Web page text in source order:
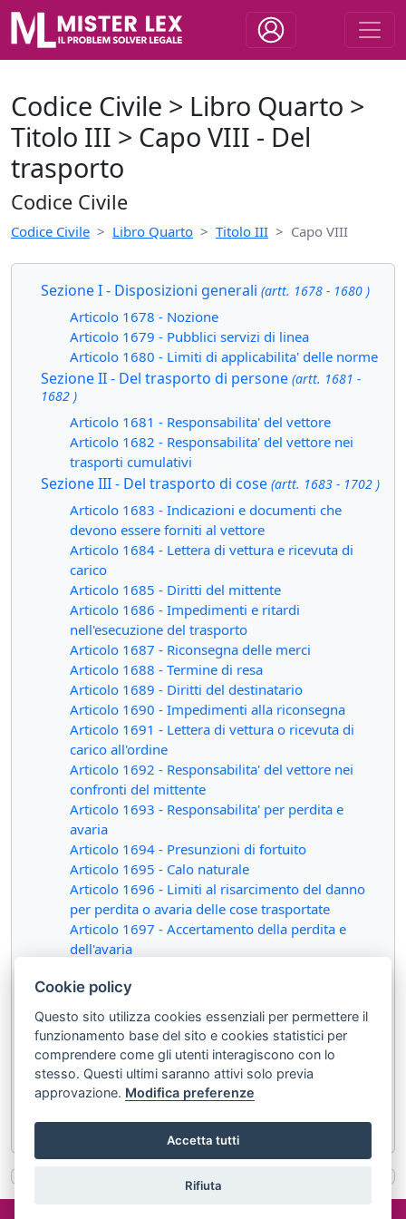
Codice Civile > Libro Quarto >
Titolo III > Capo VIII - Del
trasporto
Codice Civile
Codice Civile Libro Quarto Titolo III Capo VIII
Sezione I - Disposizioni generali (artt. 1678 - 1680 )
Articolo 1678 - Nozione
Articolo 1679 - Pubblici servizi di linea
Articolo 1680 - Limiti di applicabilita' delle norme
Sezione II - Del trasporto di persone (artt. 1681 -
1682 )
Articolo 1681 - Responsabilita' del vettore
Articolo 1682 - Responsabilita' del vettore nei
trasporti cumulativi
Sezione III - Del trasporto di cose (artt. 1683 - 1702 )
Articolo 1683 - Indicazioni e documenti che
devono essere forniti al vettore
Articolo 1684 - Lettera di vettura e ricevuta di
carico
Articolo 1685 - Diritti del mittente
Articolo 1686 - Impedimenti e ritardi
nell'esecuzione del trasporto
Articolo 1687 - Riconsegna delle merci
Articolo 1688 - Termine di resa
Articolo 1689 - Diritti del destinatario
Articolo 1690 - Impedimenti alla riconsegna
Articolo 1691 - Lettera di vettura o ricevuta di
carico all'ordine
Articolo 1692 - Responsabilita' del vettore nei
confronti del mittente
Articolo 1693 - Responsabilita' per perdita e
avaria
Articolo 1694 - Presunzioni di fortuito
Articolo 1695 - Calo naturale
Articolo 1696 - Limiti al risarcimento del danno
per perdita o avaria delle cose trasportate
Articolo 1697 - Accertamento della perdita e
dell'avaria
confronti del vettore
Articolo 1699 - Trasporto con rispedizione della
merce
Articolo 1700 - Trasporto cumulativo
Articolo 1701 - Diritto di accertamento dei vettori
successivi
Cookie policy
Questo sito utilizza cookies essenziali per permettere il
funzionamento base del sito e cookies statistici per
comprendere come gli utenti interagiscono con lo
stesso. Questi ultimi saranno attivi solo previa
approvazione. Modifica preferenze
Accetta tutti
Rifiuta